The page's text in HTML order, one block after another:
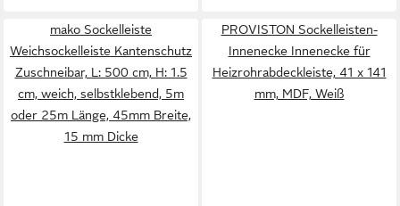
mako Sockelleiste
Weichsockelleiste Kantenschutz
Zuschneibar, L: 500 cm, H: 1.5
cm, weich, selbstklebend, 5m
oder 25m Länge, 45mm Breite,
15 mm Dicke
PROVISTON Sockelleisten-
Innenecke Innenecke für
Heizrohrabdeckleiste, 41 x 141
mm, MDF, Weiß